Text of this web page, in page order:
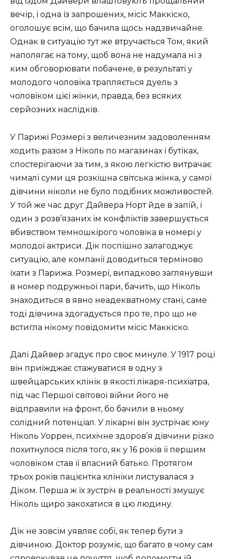
вечір, і одна із запрошених, місіс Маккіско,
оголошує всім, що бачила щось надзвичайне.
Однак в ситуацію тут же втручається Том, який
наполягає на тому, щоб вона не надумала ні з
ким обговорювати побачене, в результаті у
молодого чоловіка трапляється дуель з
чоловіком цієї жінки, правда, без всяких
серйозних наслідків.
У Парижі Розмері з величезним задоволенням
ходить разом з Ніколь по магазинах і бутіках,
спостерігаючи за тим, з якою легкістю витрачає
чималі суми ця розкішна світська жінка, у самої
дівчини ніколи не було подібних можливостей.
У той же час друг Дайвера Норт йде в запій, і
один з розв’язаних їм конфліктів завершується
вбивством темношкірого чоловіка в номері у
молодої актриси. Дік поспішно залагоджує
ситуацію, але компанії доводиться терміново
їхати з Парижа. Розмері, випадково заглянувши
в номер подружньої пари, бачить, що Ніколь
знаходиться в явно неадекватному стані, саме
тоді дівчина здогадується про те, про що не
встигла нікому повідомити місіс Маккіско.
Далі Дайвер згадує про своє минуле. У 1917 році
він приїжджає стажуватися в одну з
швейцарських клінік в якості лікаря-психіатра,
під час Першої світової війни його не
відправили на фронт, бо бачили в ньому
солідний потенціал. У лікарні він зустрічає юну
Ніколь Уоррен, психічне здоров’я дівчини різко
похитнулося після того, як у 16 років її першим
чоловіком став її власний батько. Протягом
трьох років пацієнтка клініки листувалася з
Діком. Перша ж їх зустріч в реальності змушує
Ніколь щиро закохатися в цю людину.
Дік не зовсім уявляє собі, як тепер бути з
дівчиною. Доктор розуміє, що багато в чому сам